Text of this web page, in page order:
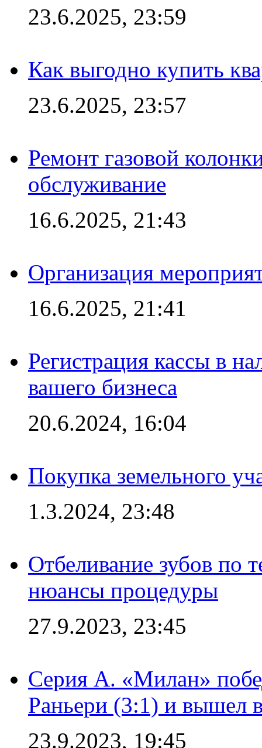
23.6.2025, 23:59
Как выгодно купить
23.6.2025, 23:57
Ремонт газовой
обслуживание
16.6.2025, 21:43
Организация
16.6.2025, 21:41
Регистрация кассы в
вашего бизнеса
20.6.2024, 16:04
Покупка земельного
1.3.2024, 23:48
Отбеливание зубов по
нюансы процедуры
27.9.2023, 23:45
Серия А. «Милан»
Раньери (3:1) и вышел
23.9.2023, 19:45